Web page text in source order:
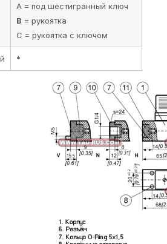
A = под шестигранный ключ
B = рукоятка
C = рукоятка с ключом
*